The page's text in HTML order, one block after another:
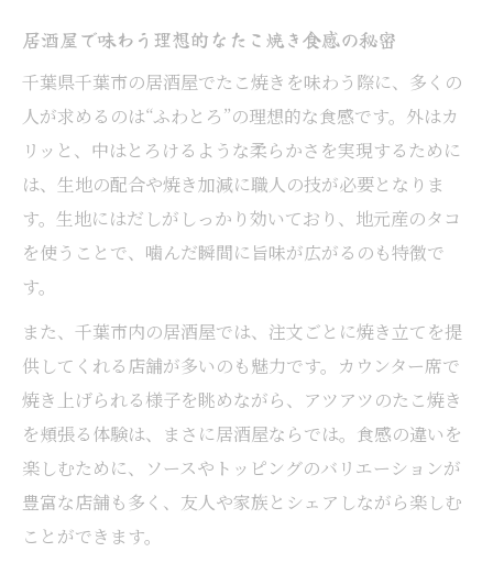
居酒屋で味わう理想的なたこ焼き食感の秘密
千葉県千葉市の居酒屋でたこ焼きを味わう際に、多くの
人が求めるのは“ふわとろ”の理想的な食感です。外はカ
リッと、中はとろけるような柔らかさを実現するために
は、生地の配合や焼き加減に職人の技が必要となりま
す。生地にはだしがしっかり効いており、地元産のタコ
を使うことで、噛んだ瞬間に旨味が広がるのも特徴で
す。
また、千葉市内の居酒屋では、注文ごとに焼き立てを提
供してくれる店舗が多いのも魅力です。カウンター席で
焼き上げられる様子を眺めながら、アツアツのたこ焼き
を頬張る体験は、まさに居酒屋ならでは。食感の違いを
楽しむために、ソースやトッピングのバリエーションが
豊富な店舗も多く、友人や家族とシェアしながら楽しむ
ことができます。